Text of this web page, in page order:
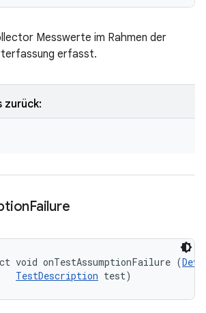
Messwerte im Rahmen der
erfasst.
zurück:
Failure
void onTestAssumptionFailure (
TestDescription test)